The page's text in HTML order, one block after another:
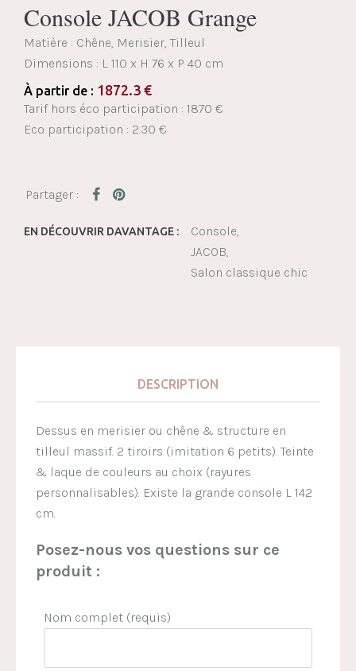
Console JACOB Grange
Matière : Chêne, Merisier, Tilleul
Dimensions : L 110 x H 76 x P 40 cm
À partir de : 1872.3 €
Tarif hors éco participation : 1870 €
Eco participation : 2.30 €
EN DÉCOUVRIR DAVANTAGE :
Console
JACOB
Salon classique chic
DESCRIPTION
Dessus en merisier ou chêne & structure en
tilleul massif. 2 tiroirs (imitation 6 petits). Teinte
& laque de couleurs au choix (rayures
personnalisables). Existe la grande console L 142
cm.
Posez-nous vos questions sur ce
produit :
Nom complet (requis)